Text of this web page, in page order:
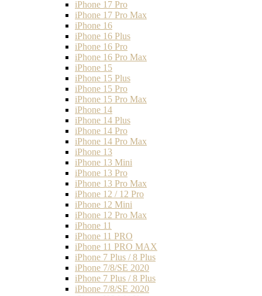
iPhone 17 Pro
iPhone 17 Pro Max
iPhone 16
iPhone 16 Plus
iPhone 16 Pro
iPhone 16 Pro Max
iPhone 15
iPhone 15 Plus
iPhone 15 Pro
iPhone 15 Pro Max
iPhone 14
iPhone 14 Plus
iPhone 14 Pro
iPhone 14 Pro Max
iPhone 13
iPhone 13 Mini
iPhone 13 Pro
iPhone 13 Pro Max
iPhone 12 / 12 Pro
iPhone 12 Mini
iPhone 12 Pro Max
iPhone 11
iPhone 11 PRO
iPhone 11 PRO MAX
iPhone 7 Plus / 8 Plus
iPhone 7/8/SE 2020
iPhone 7 Plus / 8 Plus
iPhone 7/8/SE 2020